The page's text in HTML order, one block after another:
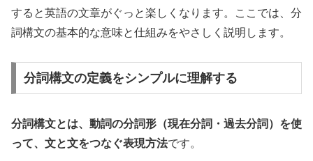
すると英語の文章がぐっと楽しくなります。ここでは、分
詞構文の基本的な意味と仕組みをやさしく説明します。
分詞構文の定義をシンプルに理解する
分詞構文とは、動詞の分詞形（現在分詞・過去分詞）を使
って、文と文をつなぐ表現方法です。